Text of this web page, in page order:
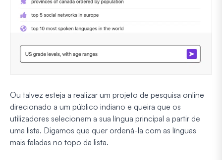
Ou talvez esteja a realizar um projeto de pesquisa online
direcionado a um público indiano e queira que os
utilizadores selecionem a sua língua principal a partir de
uma lista. Digamos que quer ordená-la com as línguas
mais faladas no topo da lista.